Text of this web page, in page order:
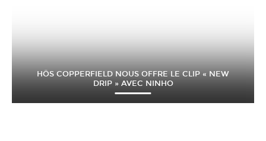
HÖS COPPERFIELD NOUS OFFRE LE CLIP « NEW
DRIP » AVEC NINHO